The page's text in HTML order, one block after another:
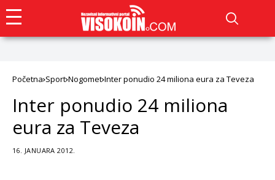
Početna Sport Nogomet Inter ponudio 24 miliona eura za Teveza
Inter ponudio 24 miliona
eura za Teveza
16. JANUARA 2012.